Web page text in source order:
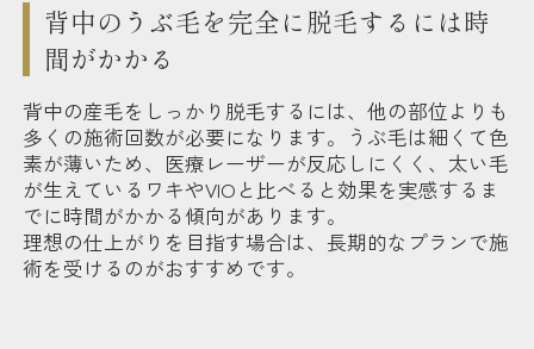
背中のうぶ毛を完全に脱毛するには時
間がかかる
背中の産毛をしっかり脱毛するには、他の部位よりも
多くの施術回数が必要になります。うぶ毛は細くて色
素が薄いため、医療レーザーが反応しにくく、太い毛
が生えているワキやVIOと比べると効果を実感するま
でに時間がかかる傾向があります。
理想の仕上がりを目指す場合は、長期的なプランで施
術を受けるのがおすすめです。